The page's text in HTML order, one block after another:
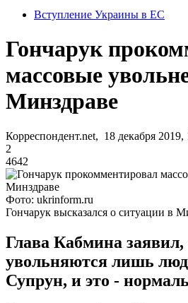
Вступление Украины в ЕС
Гончарук
массовые
Минздраве
Корреспондент.net, 18 декабря 2019,
2
4642
Фото: ukrinform.ru
Гончарук высказался о ситуации в
Глава Кабмина заявил,
увольняются лишь
Супрун, и это -